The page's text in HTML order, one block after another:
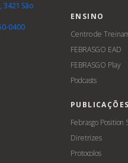
São
0400
ENSINO
Centro de
FEBRASGO EAD
FEBRASGO Play
Podcasts
PUBLICAÇÕES
Febrasgo
Diretrizes
Protocolos